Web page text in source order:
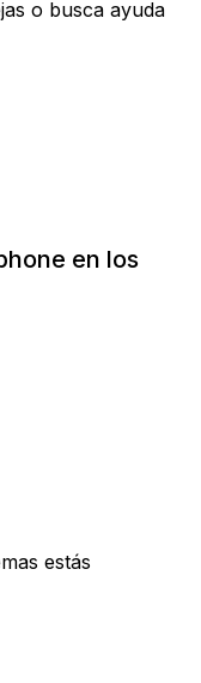
o busca ayuda
en los
estás